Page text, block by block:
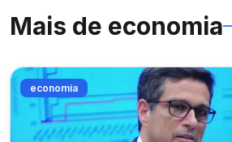
Mais de economia
economia